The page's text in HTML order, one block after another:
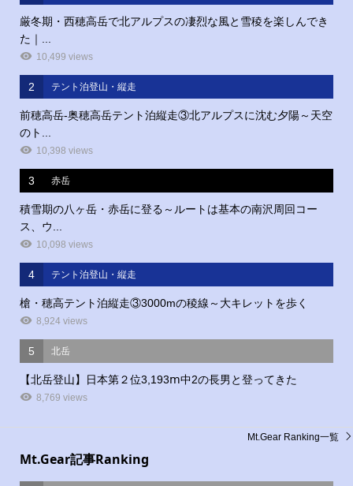
厳冬期・西穂高岳で北アルプスの凄烈な風と雪稜を楽しんでき
た｜...
10,499 views
2 テント泊登山・縦走
前穂高岳‐奥穂高岳テント泊縦走③北アルプスに沈む夕陽～天空
のト...
10,398 views
3 赤岳
積雪期の八ヶ岳・赤岳に登る～ルートは基本の南沢周回コー
ス、ウ...
10,098 views
4 テント泊登山・縦走
槍・穂高テント泊縦走③3000mの稜線～大キレットを歩く
8,924 views
5 北岳
【北岳登山】日本第２位3,193ⅿ中2の長男と登ってきた
8,769 views
Mt.Gear記事Ranking
Mt.Gear Ranking一覧